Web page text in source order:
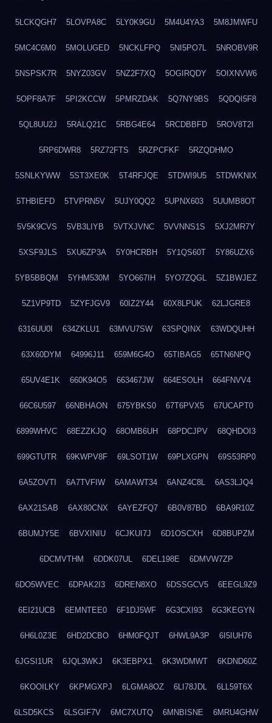
5LCKQGH7 5LOVPA8C 5LY0K9GU 5M4U4YA3 5M8JMWFU
5MC4C6M0 5MOLUGED 5NCKLFPQ 5NI5PO7L 5NROBV9R
5NSPSK7R 5NYZ03GV 5NZ2F7XQ 5OGIRQDY 5OIXNVW6
5OPF8A7F 5PI2KCCW 5PMRZDAK 5Q7NY9BS 5QDQI5F8
5QL8UU2J 5RALQ21C 5RBG4E64 5RCDBBFD 5ROV8T2I
5RP6DWR8 5RZ72FTS 5RZPCFKF 5RZQDHMO
5SNLKYWW 5ST3XE0K 5T4RFJQE 5TDWI9U5 5TDWKNIX
5THBIEFD 5TVPRN5V 5UJY0QQ2 5UPNX603 5UUMB8OT
5V5K9CVS 5VB3LIYB 5VTXJVNC 5VVNNS1S 5XJ2MR7Y
5XSF9JLS 5XU6ZP3A 5Y0HCRBH 5Y1QS60T 5Y86UZX6
5YB5BBQM 5YHM530M 5YO667IH 5YO7ZQGL 5Z1BWJEZ
5Z1VP9TD 5ZYFJGV9 60IZ2Y44 60X8LPUK 62LJGRE8
6316UU0I 634ZKLU1 63MVU7SW 63SPQINX 63WDQUHH
63X60DYM 64996J11 659M6G4O 65TIBAG5 65TN6NPQ
65UV4E1K 660K94O5 663467JW 664ESOLH 664FNVV4
66C6U597 66NBHAON 675YBKS0 67T6PVX5 67UCAPT0
6899WHVC 68EZZKJQ 68OMB6UH 68PDCJPV 68QHDOI3
699GTUTR 69KWPV8F 69LSOT1W 69PLXGPN 69S53RP0
6A5ZOVTI 6A7TVFIW 6AMAWT34 6ANZ4C8L 6AS3LJQ4
6AX21SAB 6AX80CNX 6AYEZFQ7 6B0V87BD 6BA9R10Z
6BUMJY5E 6BVXINIU 6CJKUI7J 6D1OSCXH 6D8BUPZM
6DCMVTHM 6DDK07UL 6DEL198E 6DMVW7ZP
6DO5WVEC 6DPAK2I3 6DREN8XO 6DSSGCV5 6EEGL9Z9
6EI21UCB 6EMNTEE0 6F1DJ5WF 6G3CXI93 6G3KEGYN
6H6L0Z3E 6HD2DCBO 6HM0FQJT 6HWL9A3P 6I5IUH76
6JGSI1UR 6JQL3WKJ 6K3EBPX1 6K3WDMWT 6KDND60Z
6KOOILKY 6KPMGXPJ 6LGMA8OZ 6LI78JDL 6LL59T6X
6LSD5KCS 6LSGIF7V 6MC7XUTQ 6MNBISNE 6MRU4GHW